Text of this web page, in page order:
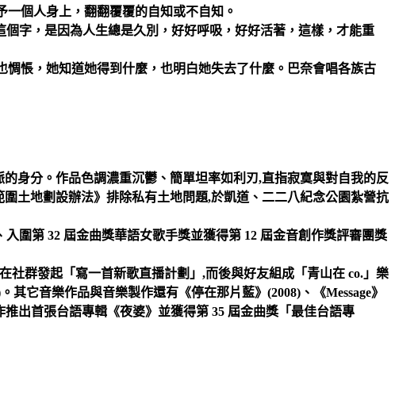
個人身上，翻翻覆覆的自知或不自知。
字，是因為人生總是久別，好好呼吸，好好活著，這樣，才能重
悵，她知道她得到什麼，也明白她失去了什麼。巴奈會唱各族古
身分。作品色調濃重沉鬱、簡單坦率如利刃,直指寂寞與對自我的反
土地劃設辦法》排除私有土地問題,於凱道、二二八紀念公園紮營抗
圍第 32 屆金曲獎華語女歌手獎並獲得第 12 屆金音創作獎評審團獎
社群發起「寫一首新歌直播計劃」,而後與好友組成「青山在 co.」樂
它音樂作品與音樂製作還有《停在那片藍》(2008)、《Message》
出首張台語專輯《夜婆》並獲得第 35 屆金曲獎「最佳台語專